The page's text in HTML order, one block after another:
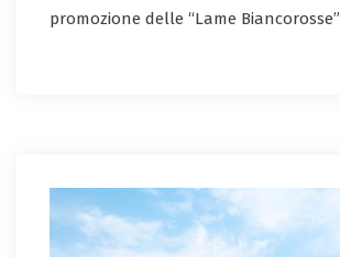
promozione delle “Lame Biancorosse”